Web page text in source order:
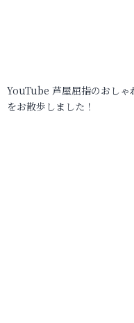
YouTube 芦屋屈指のおしゃ
をお散歩しました！